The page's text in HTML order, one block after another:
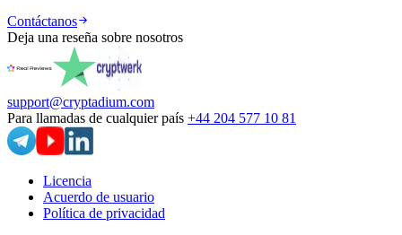
Contáctanos
Deja una reseña sobre nosotros
support@cryptadium.com
Para llamadas de cualquier país +44 204 577 10 81
Licencia
Acuerdo de usuario
Política de privacidad